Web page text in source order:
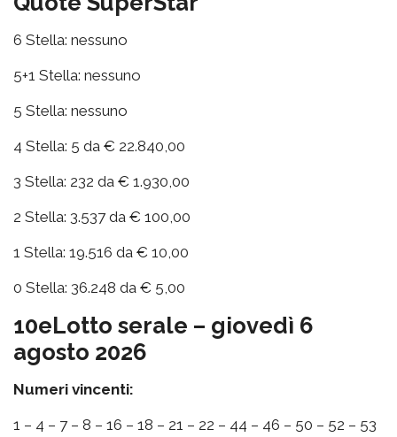
6 Stella: nessuno
5+1 Stella: nessuno
5 Stella: nessuno
4 Stella: 5 da € 22.840,00
3 Stella: 232 da € 1.930,00
2 Stella: 3.537 da € 100,00
1 Stella: 19.516 da € 10,00
0 Stella: 36.248 da € 5,00
10eLotto serale – giovedì 6
agosto 2026
Numeri vincenti:
1 – 4 – 7 – 8 – 16 – 18 – 21 – 22 – 44 – 46 – 50 – 52 – 53